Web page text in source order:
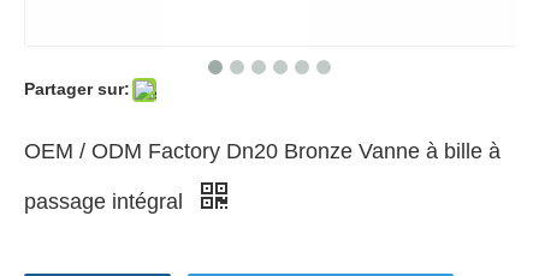
Partager sur:
OEM / ODM Factory Dn20 Bronze Vanne à bille à
passage intégral